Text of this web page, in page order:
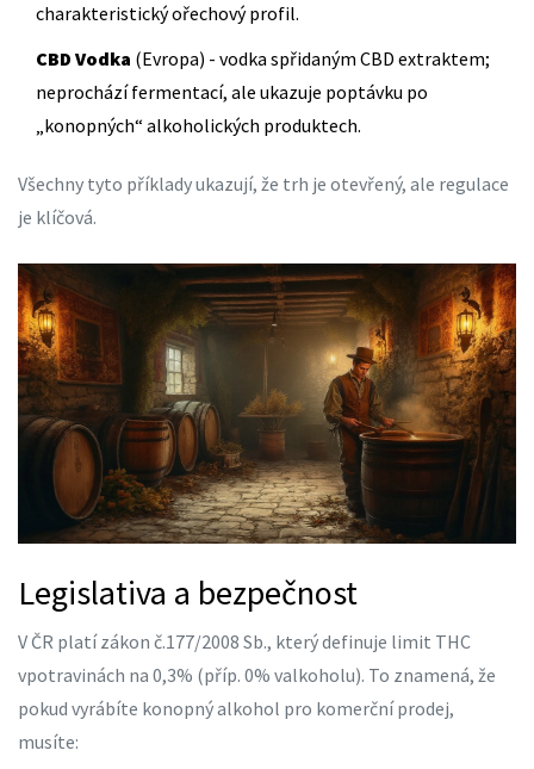
charakteristický ořechový profil.
CBD Vodka (Evropa) - vodka spřidaným CBD extraktem;
neprochází fermentací, ale ukazuje poptávku po
„konopných“ alkoholických produktech.
Všechny tyto příklady ukazují, že trh je otevřený, ale regulace
je klíčová.
Legislativa a bezpečnost
V ČR platí zákon č.177/2008 Sb., který definuje limit THC
vpotravinách na 0,3% (příp. 0% valkoholu). To znamená, že
pokud vyrábíte konopný alkohol pro komerční prodej,
musíte: